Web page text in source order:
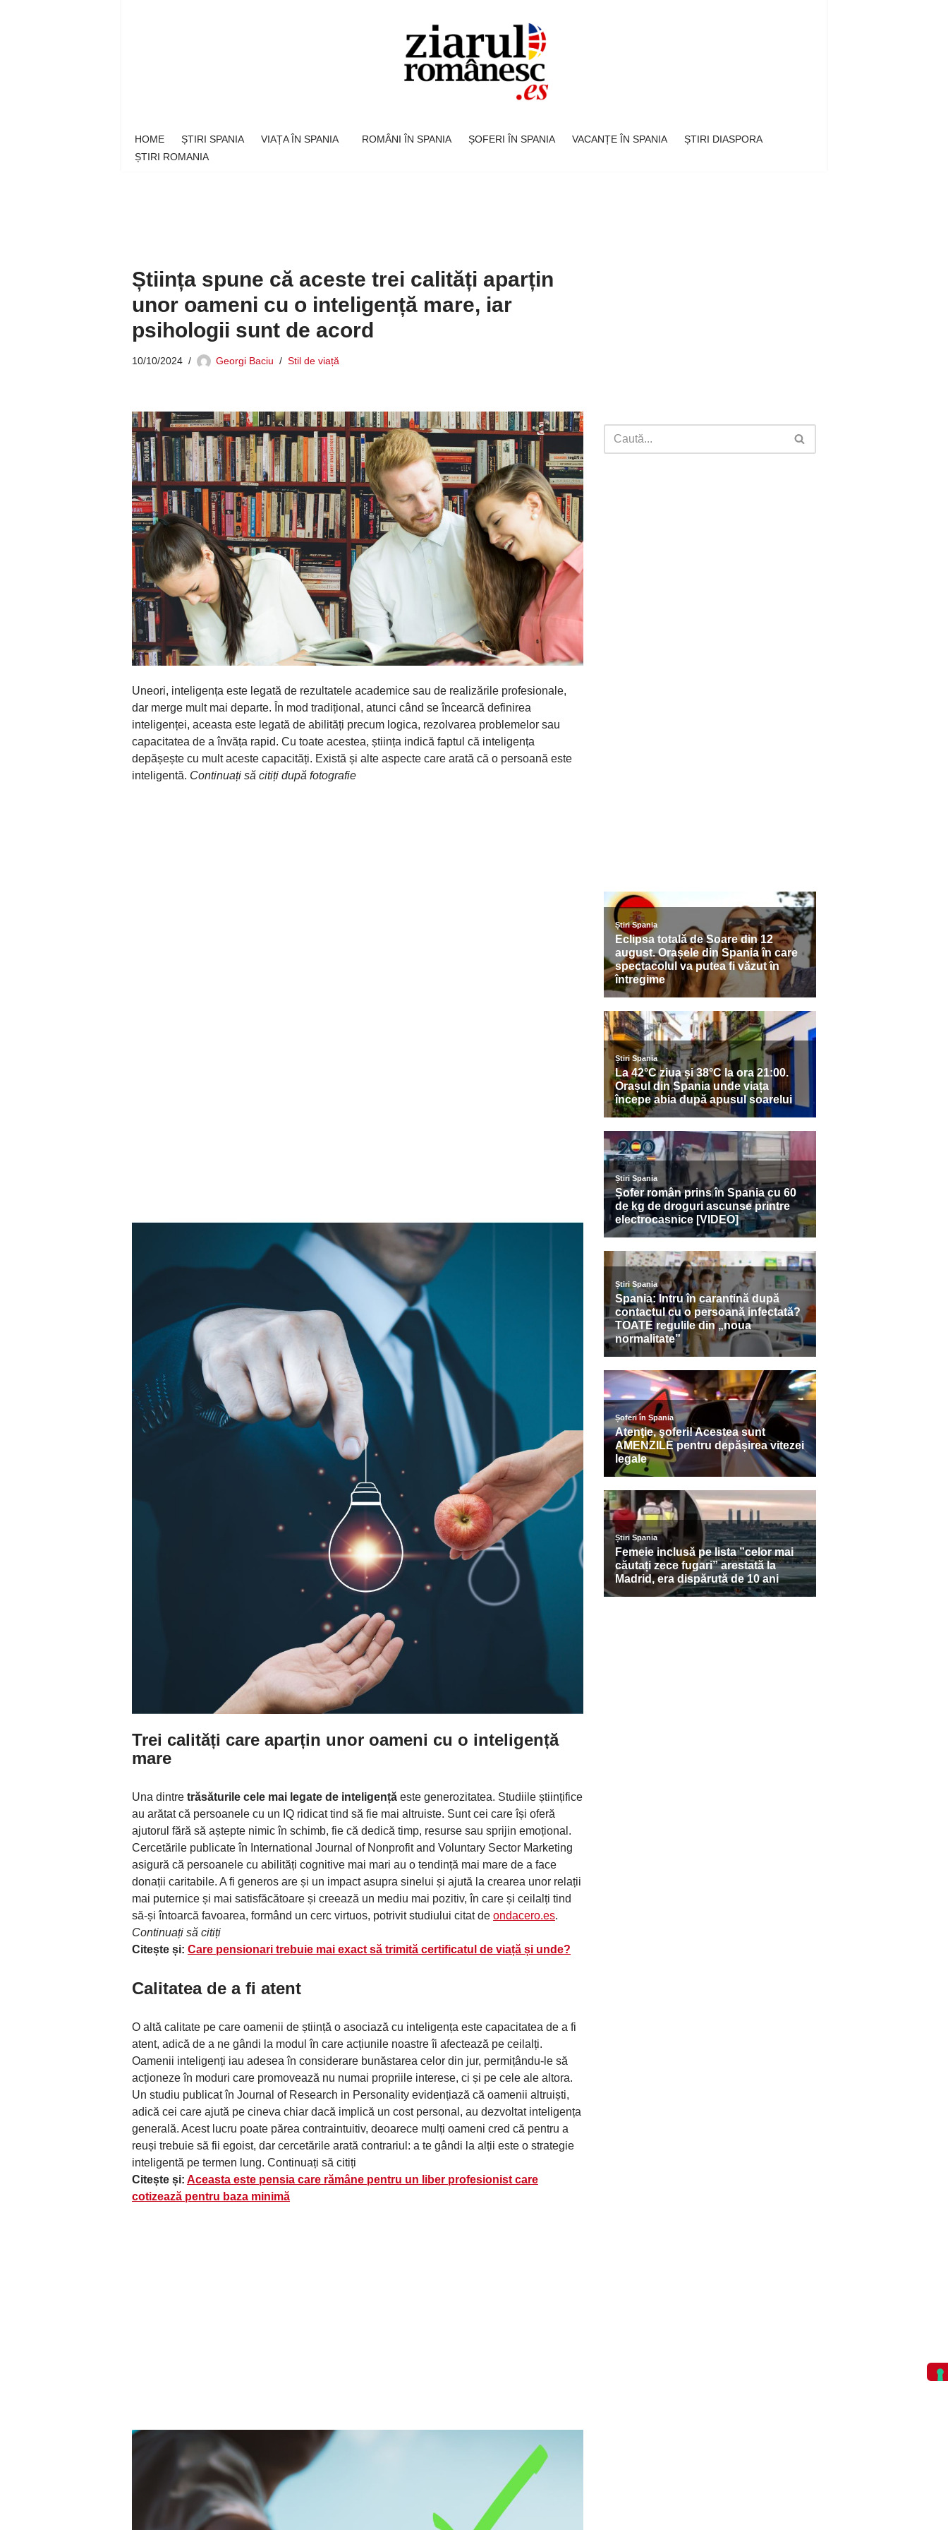
HOME ȘTIRI SPANIA VIAȚA ÎN SPANIA ROMÂNI ÎN SPANIA ȘOFERI ÎN SPANIA VACANȚE ÎN SPANIA
ȘTIRI DIASPORA
ȘTIRI ROMANIA
Știința spune că aceste trei calități aparțin
unor oameni cu o inteligență mare, iar
psihologii sunt de acord
10/10/2024 Georgi Baciu Stil de viață
Uneori, inteligența este legată de rezultatele academice sau de realizările profesionale,
dar merge mult mai departe. În mod tradițional, atunci când se încearcă definirea
inteligenței, aceasta este legată de abilități precum logica, rezolvarea problemelor sau
capacitatea de a învăța rapid. Cu toate acestea, știința indică faptul că inteligența
depășește cu mult aceste capacități. Există și alte aspecte care arată că o persoană este
inteligentă. Continuați să citiți după fotografie
Trei calități care aparțin unor oameni cu o inteligență
mare
Una dintre trăsăturile cele mai legate de inteligență este generozitatea. Studiile științifice
au arătat că persoanele cu un IQ ridicat tind să fie mai altruiste. Sunt cei care își oferă
ajutorul fără să aștepte nimic în schimb, fie că dedică timp, resurse sau sprijin emoțional.
Cercetările publicate în International Journal of Nonprofit and Voluntary Sector Marketing
asigură că persoanele cu abilități cognitive mai mari au o tendință mai mare de a face
donații caritabile. A fi generos are și un impact asupra sinelui și ajută la crearea unor relații
mai puternice și mai satisfăcătoare și creează un mediu mai pozitiv, în care și ceilalți tind
să-și întoarcă favoarea, formând un cerc virtuos, potrivit studiului citat de ondacero.es.
Continuați să citiți
Citește și: Care pensionari trebuie mai exact să trimită certificatul de viață și unde?
Calitatea de a fi atent
O altă calitate pe care oamenii de știință o asociază cu inteligența este capacitatea de a fi
atent, adică de a ne gândi la modul în care acțiunile noastre îi afectează pe ceilalți.
Oamenii inteligenți iau adesea în considerare bunăstarea celor din jur, permițându-le să
acționeze în moduri care promovează nu numai propriile interese, ci și pe cele ale altora.
Un studiu publicat în Journal of Research in Personality evidențiază că oamenii altruiști,
adică cei care ajută pe cineva chiar dacă implică un cost personal, au dezvoltat inteligența
generală. Acest lucru poate părea contraintuitiv, deoarece mulți oameni cred că pentru a
reuși trebuie să fii egoist, dar cercetările arată contrariul: a te gândi la alții este o strategie
inteligentă pe termen lung. Continuați să citiți
Citește și: Aceasta este pensia care rămâne pentru un liber profesionist care
cotizează pentru baza minimă